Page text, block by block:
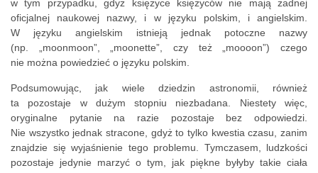
w tym przypadku, gdyż księżyce księżyców nie mają żadnej
oficjalnej naukowej nazwy, i w języku polskim, i angielskim.
W języku angielskim istnieją jednak potoczne nazwy
(np. „moonmoon”, „moonette”, czy też „moooon”) czego
nie można powiedzieć o języku polskim.
Podsumowując, jak wiele dziedzin astronomii, również
ta pozostaje w dużym stopniu niezbadana. Niestety więc,
oryginalne pytanie na razie pozostaje bez odpowiedzi.
Nie wszystko jednak stracone, gdyż to tylko kwestia czasu, zanim
znajdzie się wyjaśnienie tego problemu. Tymczasem, ludzkości
pozostaje jedynie marzyć o tym, jak piękne byłyby takie ciała